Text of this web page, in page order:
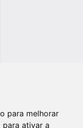
para melhorar
para ativar a